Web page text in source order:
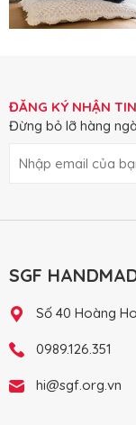
ĐĂNG KÝ NHẬN
Đừng bỏ lỡ hàng
SGF
Số 40 Hoàng
0989.126.351
hi@sgf.org.vn